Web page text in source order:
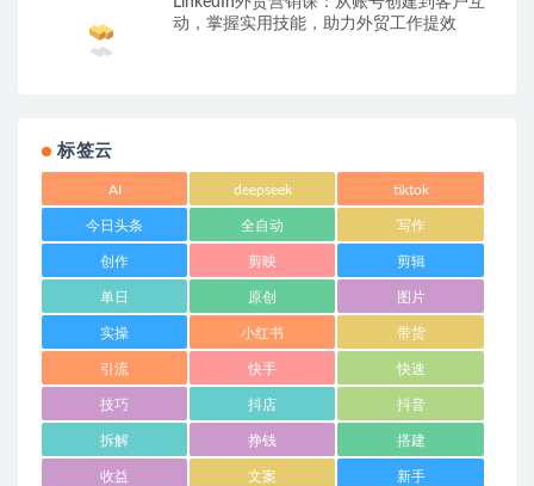
动，掌握实用技能，助力外贸工作提效
标签云
AI deepseek tiktok
今日头条 全自动 写作
创作 剪映 剪辑
单日 原创 图片
实操 小红书 带货
引流 快手 快速
技巧 抖店 抖音
拆解 挣钱 搭建
收益 文案 新手